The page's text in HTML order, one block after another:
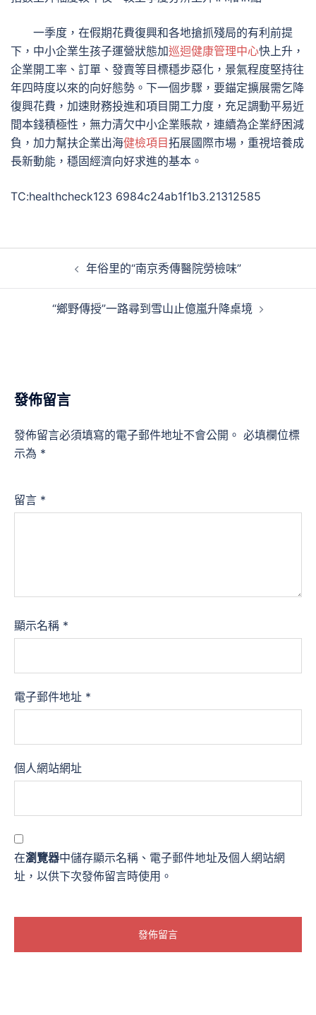
一季度，在假期花費復興和各地搶抓殘局的有利前提
下，中小企業生孩子運營狀態加巡迴健康管理中心快上升，
企業開工率、訂單、發賣等目標穩步惡化，景氣程度堅持往
年四時度以來的向好態勢。下一個步驟，要錨定擴展需乞降
復興花費，加速財務投進和項目開工力度，充足調動平易近
間本錢積極性，無力清欠中小企業賬款，連續為企業紓困減
負，加力幫扶企業出海健檢項目拓展國際市場，重視培養成
長新動能，穩固經濟向好求進的基本。
TC:healthcheck123 6984c24ab1f1b3.21312585
年俗里的“南京秀傳醫院勞檢味”
“鄉野傳授”一路尋到雪山止億嵐升降桌境
發佈留言
發佈留言必須填寫的電子郵件地址不會公開。 必填欄位標
示為 *
留言 *
顯示名稱 *
電子郵件地址 *
個人網站網址
在瀏覽器中儲存顯示名稱、電子郵件地址及個人網站網
址，以供下次發佈留言時使用。